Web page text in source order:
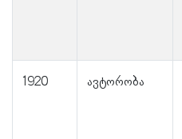
1920 ავტორობა